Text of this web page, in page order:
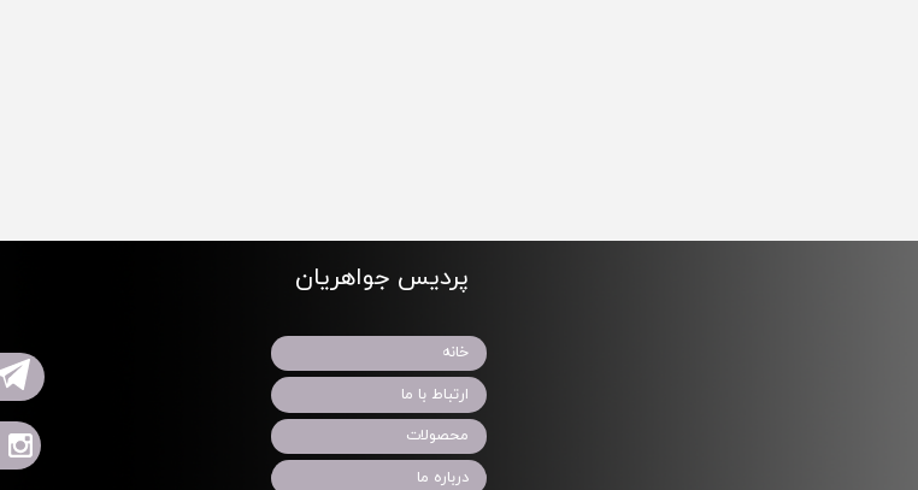
پردیس جواهریان
خانه
ارتباط با ما
محصولات
درباره ما